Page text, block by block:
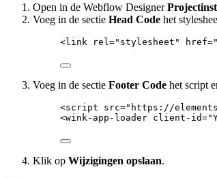
Open in de Webflow Designer
Voeg in de sectie Head Code het
<link rel =" stylesheet " href="
Voeg in de sectie Footer Code het script
<script src=" https://
<wink-app-loader client-id="
Klik op Wijzigingen opslaan.